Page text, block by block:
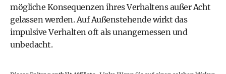
mögliche Konsequenzen ihres Verhaltens außer Acht
gelassen werden. Auf Außenstehende wirkt das
impulsive Verhalten oft als unangemessen und
unbedacht.